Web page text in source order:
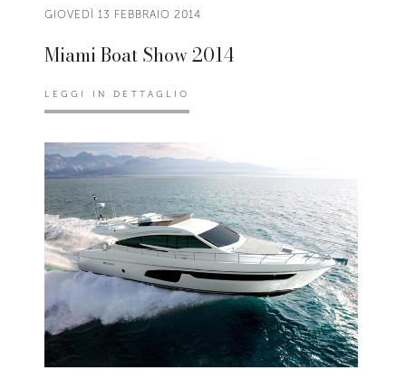
GIOVEDÌ 13 FEBBRAIO 2014
Miami Boat Show 2014
LEGGI IN DETTAGLIO